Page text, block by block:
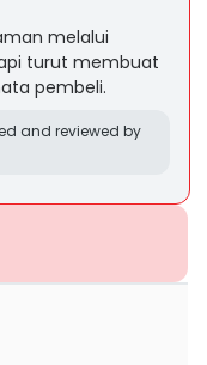
melalui
turut membuat
pembeli.
and reviewed by